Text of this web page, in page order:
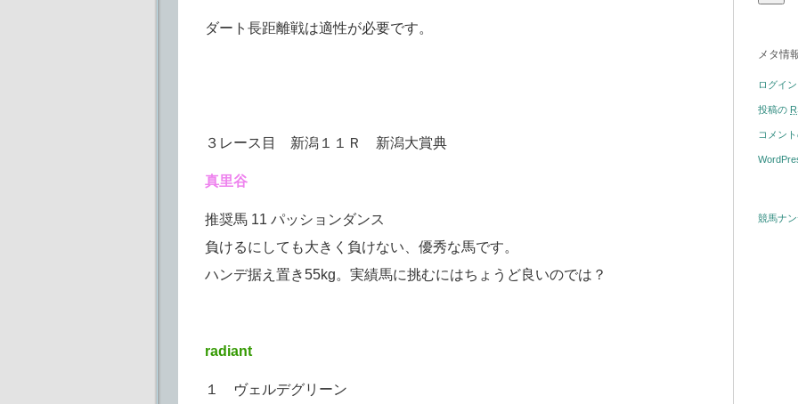
ダート長距離戦は適性が必要です。
３レース目 新潟１１Ｒ 新潟大賞典
真里谷
推奨馬 11 パッションダンス
負けるにしても大きく負けない、優秀な馬です。
ハンデ据え置き55kg。実績馬に挑むにはちょうど良いのでは？
radiant
１ ヴェルデグリーン
メタ情
ログイン
投稿の
コメン
競馬ナ